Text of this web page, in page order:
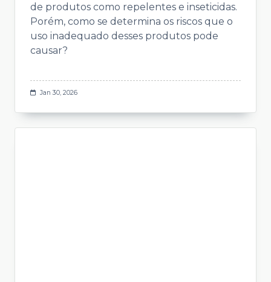
de produtos como repelentes e inseticidas.
Porém, como se determina os riscos que o
uso inadequado desses produtos pode
causar?
Jan 30, 2026